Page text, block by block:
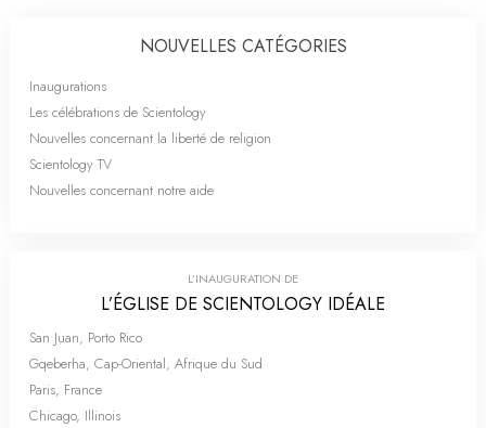
NOUVELLES CATÉGORIES
Inaugurations
Les célébrations de Scientology
Nouvelles concernant la liberté de religion
Scientology TV
Nouvelles concernant notre aide
L’INAUGURATION DE
L’ÉGLISE DE SCIENTOLOGY IDÉALE
San Juan, Porto Rico
Gqeberha, Cap-Oriental, Afrique du Sud
Paris, France
Chicago, Illinois